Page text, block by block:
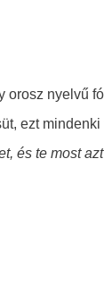
orosz nyelvű
ezt mindenki
, és te most